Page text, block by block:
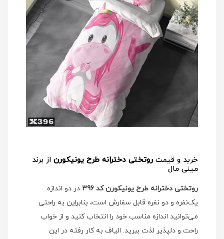
خرید و قیمت روتختی دخترانه طرح یونیکورن از برند
مینی مال
روتختی دخترانه طرح یونیکورن کد 396
در دو اندازه
یک‌نفره و دو نفره قابل سفارش است، بنابراین به راحتی
می‌توانید اندازه مناسب خود را انتخاب کنید و از خواب
راحت و دلپذیر لذت ببرید. الیاف به کار رفته در این